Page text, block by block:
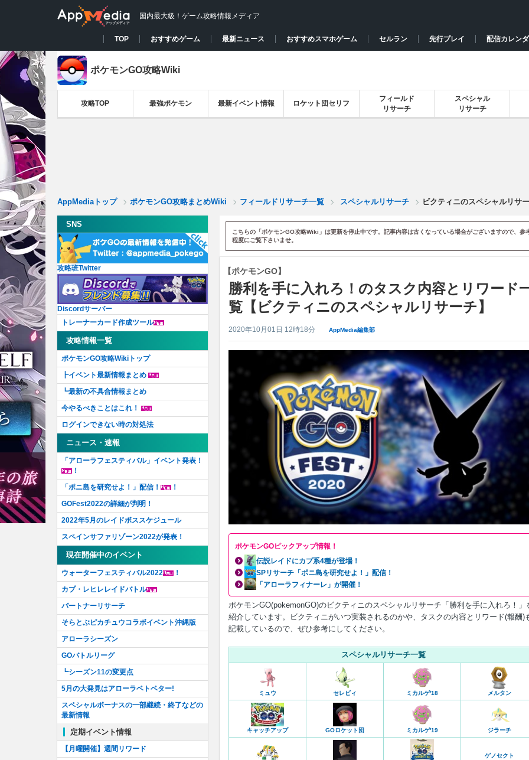
国内最大級！ゲーム攻略情報メディア
TOP おすすめゲーム 最新ニュース おすすめスマホゲーム セルラン 先行プレイ 配信カレン
ポケモンGO攻略Wiki
攻略TOP 最強ポケモン 最新イベント情報 ロケット団セリフ
フィールド
リサーチ
スペシャル
リサーチ
AppMediaトップ ポケモンGO攻略まとめWiki フィールドリサーチ一覧 スペシャルリサーチ ビクティニのスペシャルリサ
こちらの「ポケモンGO攻略Wiki」は更新を停止中です。記事内容は古くなっている場合がございますので、参
程度にご覧下さいませ。
【ポケモンGO】
勝利を手に入れろ！のタスク内容とリワード
覧【ビクティニのスペシャルリサーチ】
2020年10月01日 12時18分 AppMedia編集部
ポケモンGOピックアップ情報！
伝説レイドにカプ系4種が登場！
SPリサーチ「ポニ島を研究せよ！」配信！
「アローラフィナーレ」が開催！
ポケモンGO(pokemonGO)のビクティニのスペシャルリサーチ「勝利を手に入れろ！」
紹介しています。ビクティニがいつ実装されるのかや、タスクの内容とリワード(報酬)
記載しているので、ぜひ参考にしてください。
スペシャルリサーチ一覧
ミュウ セレビィ ミカルゲ'18 メルタン
キャッチアップ GOロケット団 ミカルゲ'19 ジラーチ
ゲノセクト
SNS
攻略班Twitter
Discordサーバー
トレーナーカード作成ツール
攻略情報一覧
ポケモンGO攻略Wikiトップ
┠イベント最新情報まとめ
┗最新の不具合情報まとめ
今やるべきことはこれ！
ログインできない時の対処法
ニュース・速報
「アローラフェスティバル」イベント発表！
！
「ポニ島を研究せよ！」配信！
！
GOFest2022の詳細が判明！
2022年5月のレイドボススケジュール
スペインサファリゾーン2022が発表！
現在開催中のイベント
ウォーターフェスティバル2022
！
カプ・レヒレレイドバトル
パートナーリサーチ
そらとぶピカチュウコラボイベント沖縄版
アローラシーズン
GOバトルリーグ
┗シーズン11の変更点
5月の大発見はアローラベトベター!
スペシャルボーナスの一部継続・終了などの
最新情報
定期イベント情報
【月曜開催】週間リワード